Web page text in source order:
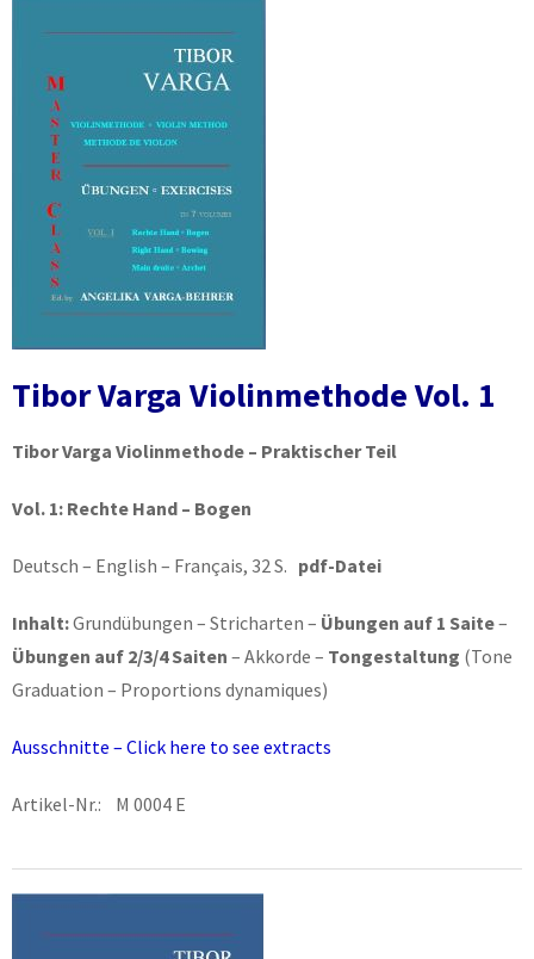
Tibor Varga Violinmethode Vol. 1
Tibor Varga Violinmethode – Praktischer Teil
Vol. 1: Rechte Hand – Bogen
Deutsch – English – Français, 32 S. pdf-Datei
Inhalt:Grundübungen – Stricharten – Übungen auf 1 Saite–
Übungen auf 2/3/4 Saiten – Akkorde – Tongestaltung (Tone
Graduation – Proportions dynamiques)
Ausschnitte – Click here to see extracts
Artikel-Nr.: M 0004 E